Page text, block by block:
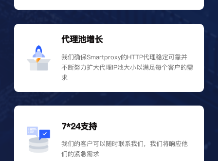
代理池增长
我们确保Smartproxy的HTTP代理稳定可靠并
不断努力扩大代理IP池大小以满足每个客户的需
求
7*24支持
我们的客户可以随时联系我们，我们将响应他
们的紧急需求